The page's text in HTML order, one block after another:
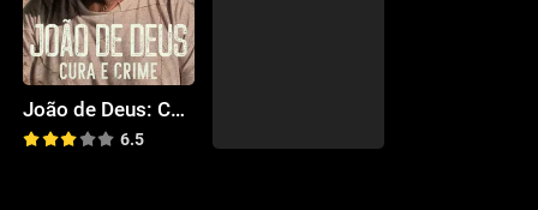
João de Deus: Curandero y criminal
6.5